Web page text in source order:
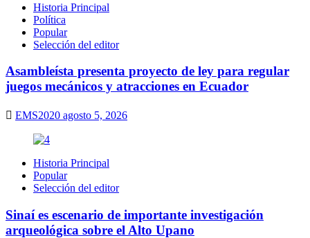
Historia Principal
Política
Popular
Selección del editor
Asambleísta presenta proyecto de ley para regular
juegos mecánicos y atracciones en Ecuador
EMS2020 agosto 5, 2026
Historia Principal
Popular
Selección del editor
Sinaí es escenario de importante investigación
arqueológica sobre el Alto Upano